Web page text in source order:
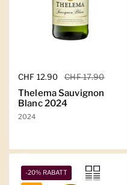
Regulärer Preis
CHF 12.90 Sale-Preis
CHF 17.90
Thelema Sauvignon
Blanc 2024
2024
-20% RABATT